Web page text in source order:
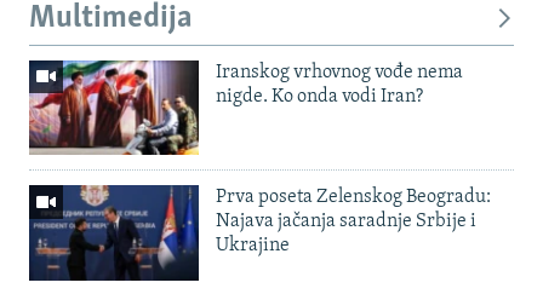
Multimedija
Iranskog vrhovnog vođe nema
nigde. Ko onda vodi Iran?
Prva poseta Zelenskog Beogradu:
Najava jačanja saradnje Srbije i
Ukrajine